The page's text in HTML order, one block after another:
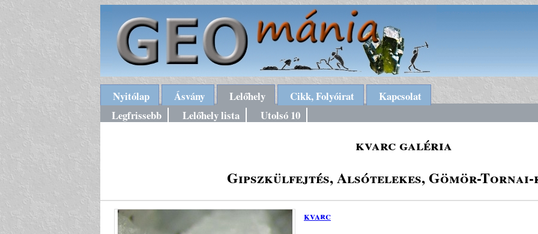
Nyitólap Ásvány Lelőhely Cikk, Folyóirat
Kapcsolat
Legfrissebb
Lelőhely lista Utolsó 10
kvarc galéria
Gipszkülfejtés, Alsótelekes, Gömör-
kvarc